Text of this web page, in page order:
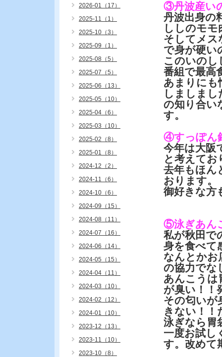
③丹波産
丹波出身の
ししのモモ
そしてメス
で身が硬い
このいのし
番組で最高
あまりにも
しましまし
の知り合い
す。
④すっぽん
今年は大阪
と考えてお
去年もほん
おります。
御好きな方
⑤泳ぎあん
私が秋田で
身を食べて
なんとかお
の協力でな
あんこうは
が臭い！！
その匂いが
きない！！
泳ぎなら胃
一度お試し
す。改めて
2026-01（17）
2025-11（1）
2025-10（3）
2025-09（1）
2025-08（5）
2025-07（5）
2025-06（13）
2025-05（10）
2025-04（6）
2025-03（10）
2025-02（8）
2025-01（8）
2024-12（2）
2024-11（6）
2024-10（6）
2024-09（15）
2024-08（11）
2024-07（16）
2024-06（14）
2024-05（15）
2024-04（11）
2024-03（10）
2024-02（12）
2024-01（10）
2023-12（13）
2023-11（10）
2023-10（8）